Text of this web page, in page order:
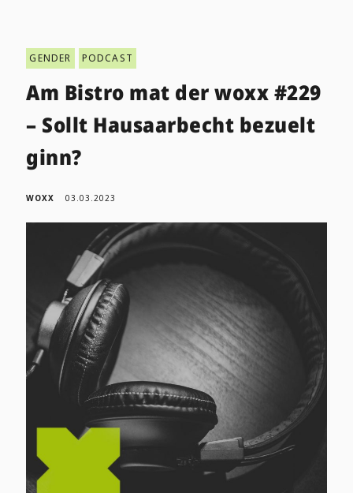
GENDER PODCAST
Am Bistro mat der woxx #229
– Sollt Hausaarbecht bezuelt
ginn?
WOXX 03.03.2023